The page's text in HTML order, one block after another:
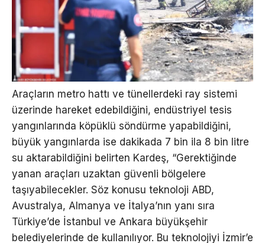
Araçların metro hattı ve tünellerdeki ray sistemi
üzerinde hareket edebildiğini, endüstriyel tesis
yangınlarında köpüklü söndürme yapabildiğini,
büyük yangınlarda ise dakikada 7 bin ila 8 bin litre
su aktarabildiğini belirten Kardeş, “Gerektiğinde
yanan araçları uzaktan güvenli bölgelere
taşıyabilecekler. Söz konusu teknoloji ABD,
Avustralya, Almanya ve İtalya’nın yanı sıra
Türkiye’de İstanbul ve Ankara büyükşehir
belediyelerinde de kullanılıyor. Bu teknolojiyi İzmir’e